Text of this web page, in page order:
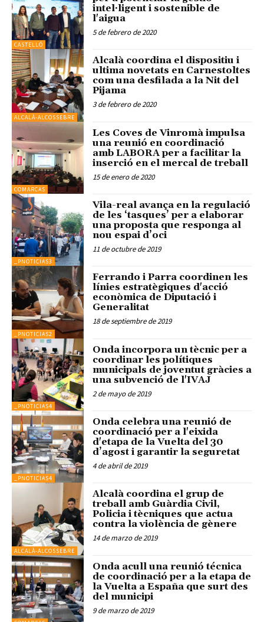
CASTELLÓ
intel·ligent i sostenible de
l'aigua
5 de febrero de 2020
ALCALÀ-ALCOSSEBRE
Alcalà coordina el dispositiu i
ultima novetats en Carnestoltes
com una desfilada a la Nit del
Pijama
3 de febrero de 2020
COMARCAS
Les Coves de Vinromà impulsa
una reunió en coordinació
amb LABORA per a facilitar la
inserció en el mercal de treball
15 de enero de 2020
_PNOTICIAS3
Vila-real avança en la regulació
de les ‘tasques’ per a elaborar
una proposta que responga al
nou espai d’oci
11 de octubre de 2019
_PNOTICIAS2
Ferrando i Parra coordinen les
línies estratègiques d'acció
econòmica de Diputació i
Generalitat
18 de septiembre de 2019
_PNOTICIAS4
Onda incorpora un tècnic per a
coordinar les polítiques
municipals de joventut gràcies a
una subvenció de l'IVAJ
2 de mayo de 2019
_PNOTICIAS4
Onda celebra una reunió de
coordinació per a l'eixida
d'etapa de la Vuelta del 30
d’agost i garantir la seguretat
4 de abril de 2019
ALCALÀ-ALCOSSEBRE
Alcalà coordina el grup de
treball amb Guàrdia Civil,
Policia i tècniques que actua
contra la violència de gènere
14 de marzo de 2019
Onda acull una reunió técnica
de coordinació per a la etapa de
la Vuelta a España que surt des
del municipi
9 de marzo de 2019